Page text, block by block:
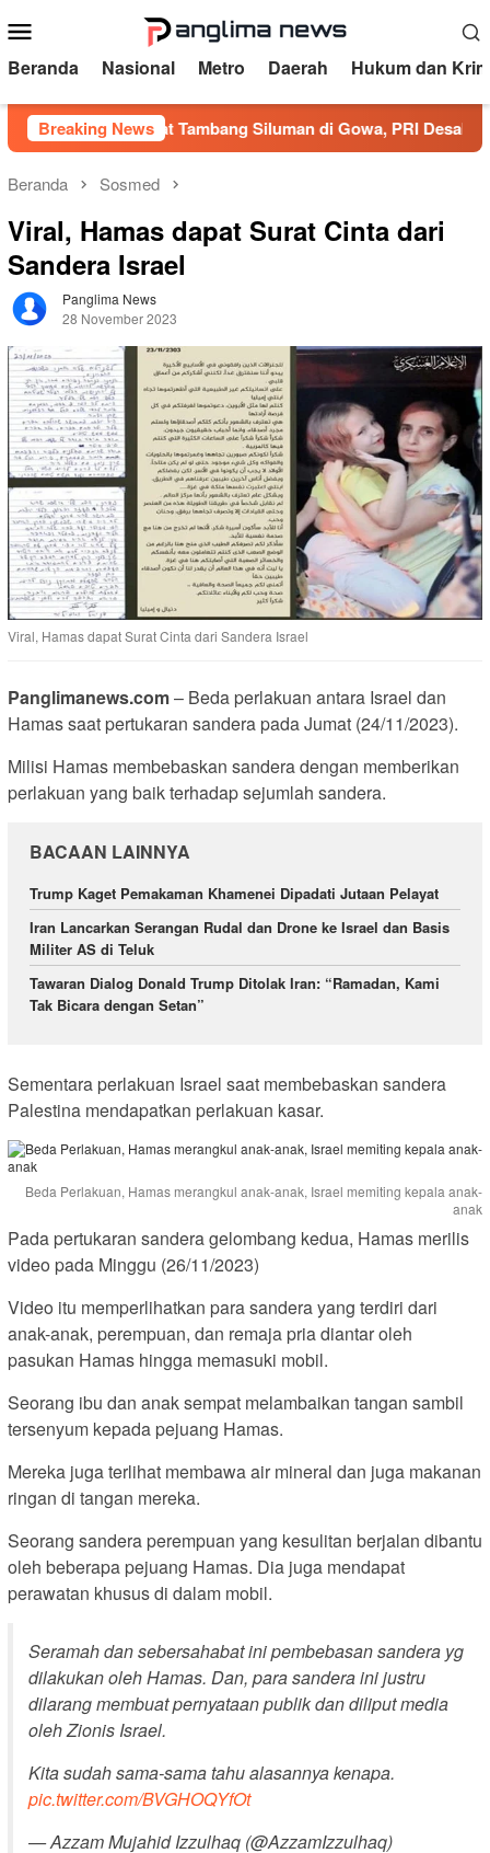
ke
kontenMobile
Beranda Nasional Metro Daerah Hukum dan
Breaking News
Akibat Tambang Siluman di Gowa, PRI Desak Kapolres Usut
Beranda Sosmed
Viral, Hamas dapat Surat Cinta dari
Sandera Israel
Panglima News
28 November 2023
Viral, Hamas dapat Surat Cinta dari Sandera Israel
Panglimanews.com– Beda perlakuan antara Israel dan
Hamas saat pertukaran sandera pada Jumat (24/11/2023).
Milisi Hamas membebaskan sandera dengan memberikan
perlakuan yang baik terhadap sejumlah sandera.
BACAAN LAINNYA
Trump Kaget Pemakaman Khamenei Dipadati Jutaan Pelayat
Iran Lancarkan Serangan Rudal dan Drone ke Israel dan Basis
Militer AS di Teluk
Tawaran Dialog Donald Trump Ditolak Iran: “Ramadan, Kami
Tak Bicara dengan Setan”
Sementara perlakuan Israel saat membebaskan sandera
Palestina mendapatkan perlakuan kasar.
Beda Perlakuan, Hamas merangkul anak-anak, Israel memiting kepala anak-
anak
Pada pertukaran sandera gelombang kedua, Hamas merilis
video pada Minggu (26/11/2023)
Video itu memperlihatkan para sandera yang terdiri dari
anak-anak, perempuan, dan remaja pria diantar oleh
pasukan Hamas hingga memasuki mobil.
Seorang ibu dan anak sempat melambaikan tangan sambil
tersenyum kepada pejuang Hamas.
Mereka juga terlihat membawa air mineral dan juga makanan
ringan di tangan mereka.
Seorang sandera perempuan yang kesulitan berjalan dibantu
oleh beberapa pejuang Hamas. Dia juga mendapat
perawatan khusus di dalam mobil.
Seramah dan sebersahabat ini pembebasan sandera yg
dilakukan oleh Hamas. Dan, para sandera ini justru
dilarang membuat pernyataan publik dan diliput media
oleh Zionis Israel.
Kita sudah sama-sama tahu alasannya kenapa.
pic.twitter.com/BVGHOQYfOt
— Azzam Mujahid Izzulhaq (@AzzamIzzulhaq)